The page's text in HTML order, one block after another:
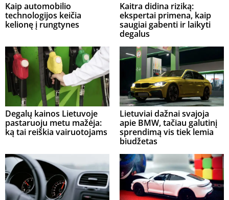
Kaip automobilio
technologijos keičia
kelionę į rungtynes
Kaitra didina riziką:
ekspertai primena, kaip
saugiai gabenti ir laikyti
degalus
Degalų kainos Lietuvoje
pastaruoju metu mažėja:
ką tai reiškia vairuotojams
Lietuviai dažnai svajoja
apie BMW, tačiau galutinį
sprendimą vis tiek lemia
biudžetas